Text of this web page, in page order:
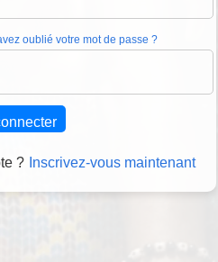
oublié votre mot de passe ?
? Inscrivez-vous maintenant